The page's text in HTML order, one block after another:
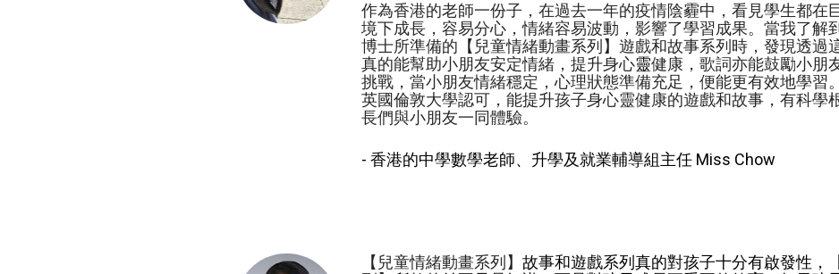
作為香港的老師一份子，在過去一年的疫情陰霾中，看見學生都在
境下成長，容易分心，情緒容易波動，影響了學習成果。當我了解
博士所準備的 【兒童情緒動畫系列】遊戲和故事系列時，發現透過
真的能幫助小朋友安定情緒，提升身心靈健康，歌詞亦能鼓勵小朋
挑戰，當小朋友情緒穩定，心理狀態準備充足，便能更有效地學習
英國倫敦大學認可，能提升孩子身心靈健康的遊戲和故事，有科學
長們與小朋友一同體驗。
- 香港的中學數學老師、升學及就業輔導組主任 Miss Chow
【兒童情緒動畫系列】故事和遊戲系列真的對孩子十分有啟發性，